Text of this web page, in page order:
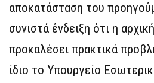
αποκατάσταση του
συνιστά ένδειξη ότι η
προκαλέσει πρακτικά
ίδιο το Υπουργείο